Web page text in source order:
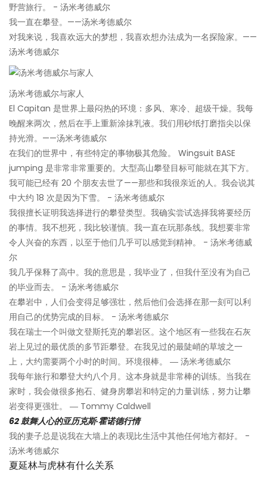
野营旅行。 - 汤米考德威尔
我一直在攀登。——汤米考德威尔
对我来说，我喜欢远大的梦想，我喜欢想办法成为一名探险家。——
汤米考德威尔
汤米考德威尔与家人
El Capitan 是世界上最闷热的环境：多风、寒冷、超级干燥。我每
晚醒来两次，然后在手上重新涂抹乳液。我们用砂纸打磨指尖以保
持光滑。——汤米考德威尔
在我们的世界中，有些特定的事物极其危险。 Wingsuit BASE
jumping 是非常非常重要的。大型高山攀登目标可能就在其下方。
我可能已经有 20 个朋友去世了——那些和我很亲近的人。我会说其
中大约 18 次是因为下雪。 - 汤米考德威尔
我很擅长证明我选择进行的攀登类型。我确实尝试选择我将要经历
的事情。我不想死，我比较谨慎。我一直在玩那条线。我想要非常
令人兴奋的东西，以至于他们几乎可以感觉到精神。 - 汤米考德威
尔
我几乎保释了高中。我的意思是，我毕业了，但我什至没有为自己
的毕业而去。 - 汤米考德威尔
在攀岩中，人们会变得足够强壮，然后他们会选择在那一刻可以利
用自己的优势完成的目标。 - 汤米考德威尔
我在瑞士一个叫做文登斯托克的攀岩区。这个地区有一些我在石灰
岩上见过的最优质的多节距攀登。在我见过的最陡峭的草坡之一
上，大约需要两个小时的时间。环境很棒。 ― 汤米考德威尔
我每年旅行和攀登大约八个月。这本身就是非常棒的训练。当我在
家时，我会做很多抱石、健身房攀岩和特定的力量训练，努力让攀
岩变得更强壮。 ― Tommy Caldwell
62 鼓舞人心的亚历克斯·霍诺德行情
我的妻子总是说我在大墙上的表现比生活中其他任何地方都好。 -
汤米考德威尔
夏延林与虎林有什么关系